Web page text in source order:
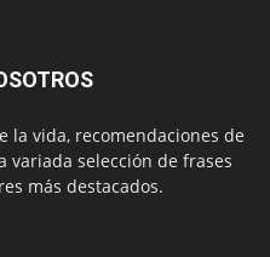
la vida, recomendaciones de
variada selección de frases
más destacados.